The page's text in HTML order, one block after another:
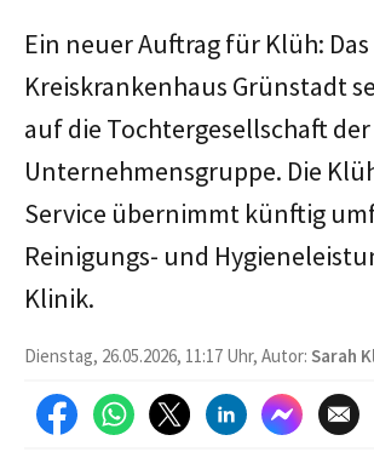
Ein neuer Auftrag für Klüh: Das
Kreiskrankenhaus Grünstadt
auf die Tochtergesellschaft
Unternehmensgruppe. Die
Service übernimmt künftig
Reinigungs- und
Klinik.
Dienstag, 26.05.2026, 11:17 Uhr, Autor: Sarah